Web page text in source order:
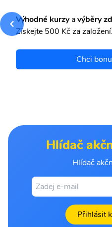
Výhodné kurzyavýběry
Získejte 500 Kč za založení.
Chci
Hlídač
Hlídač
Přihlásit